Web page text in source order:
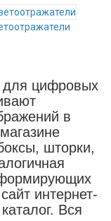
цифровых
в
шторки,
интернет-
Вся